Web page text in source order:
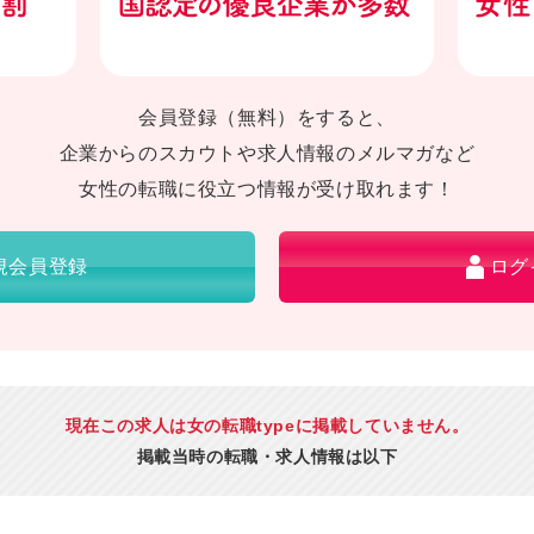
会員登録（無料）をすると、
企業からのスカウトや求人情報のメルマガなど
女性の転職に役立つ情報が受け取れます！
会員登録 ログ
現在この求人は女の転職typeに掲載していません。
掲載当時の転職・求人情報は以下